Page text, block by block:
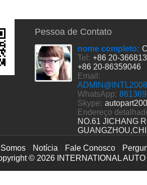
Pessoa de Contato
nome completo:
Tel: +86 20-
+86 20-86359046
Email:
WhatsApp:
Skype:
Endereço
NO.61 JICHANG
Notícia Fale Conosco
© 2026 INTERNATIONAL